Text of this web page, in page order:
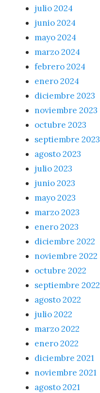
julio 2024
junio 2024
mayo 2024
marzo 2024
febrero 2024
enero 2024
diciembre 2023
noviembre 2023
octubre 2023
septiembre 2023
agosto 2023
julio 2023
junio 2023
mayo 2023
marzo 2023
enero 2023
diciembre 2022
noviembre 2022
octubre 2022
septiembre 2022
agosto 2022
julio 2022
marzo 2022
enero 2022
diciembre 2021
noviembre 2021
agosto 2021